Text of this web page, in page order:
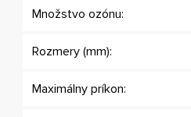
Množstvo ozónu:
Rozmery (mm):
Maximálny príkon: